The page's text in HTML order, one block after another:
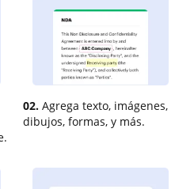
02. Agrega texto, imágenes,
dibujos, formas, y más.